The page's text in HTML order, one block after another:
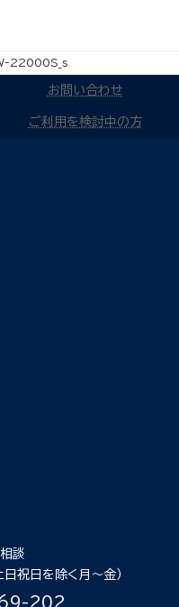
22000S_s
お問い合わせ
ご利用を検討中の方
談
日祝日を除く月〜金）
202